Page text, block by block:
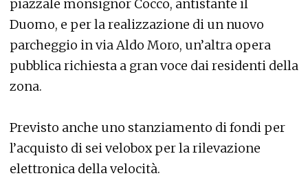
piazzale monsignor Cocco, antistante il
Duomo, e per la realizzazione di un nuovo
parcheggio in via Aldo Moro, un’altra opera
pubblica richiesta a gran voce dai residenti della
zona.
Previsto anche uno stanziamento di fondi per
l’acquisto di sei velobox per la rilevazione
elettronica della velocità.